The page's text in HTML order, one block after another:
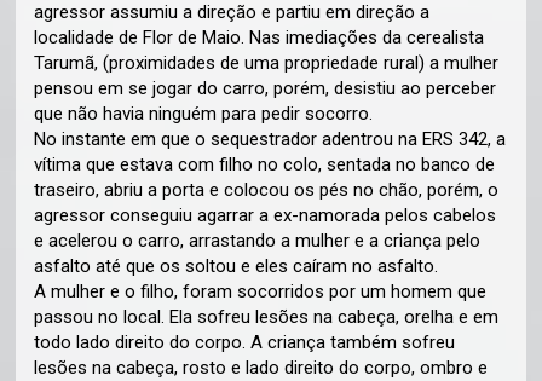
agressor assumiu a direção e partiu em direção a
localidade de Flor de Maio. Nas imediações da cerealista
Tarumã, (proximidades de uma propriedade rural) a mulher
pensou em se jogar do carro, porém, desistiu ao perceber
que não havia ninguém para pedir socorro.
No instante em que o sequestrador adentrou na ERS 342, a
vítima que estava com filho no colo, sentada no banco de
traseiro, abriu a porta e colocou os pés no chão, porém, o
agressor conseguiu agarrar a ex-namorada pelos cabelos
e acelerou o carro, arrastando a mulher e a criança pelo
asfalto até que os soltou e eles caíram no asfalto.
A mulher e o filho, foram socorridos por um homem que
passou no local. Ela sofreu lesões na cabeça, orelha e em
todo lado direito do corpo. A criança também sofreu
lesões na cabeça, rosto e lado direito do corpo, ombro e